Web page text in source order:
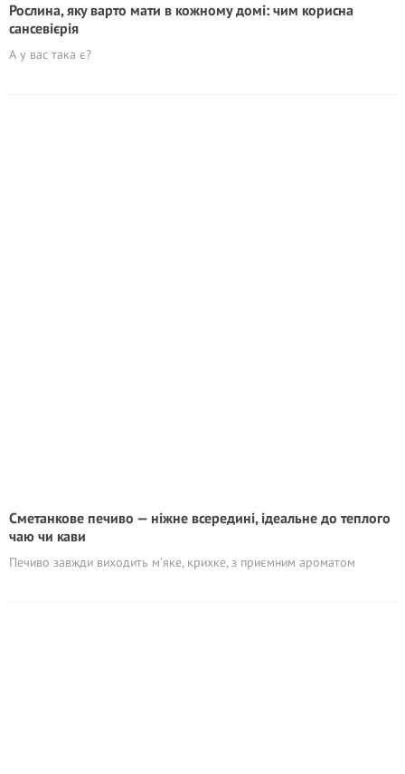
Рослина, яку варто мати в кожному домі: чим корисна
сансевієрія
А у вас така є?
Сметанкове печиво — ніжне всередині, ідеальне до теплого
чаю чи кави
Печиво завжди виходить м’яке, крихке, з приємним ароматом